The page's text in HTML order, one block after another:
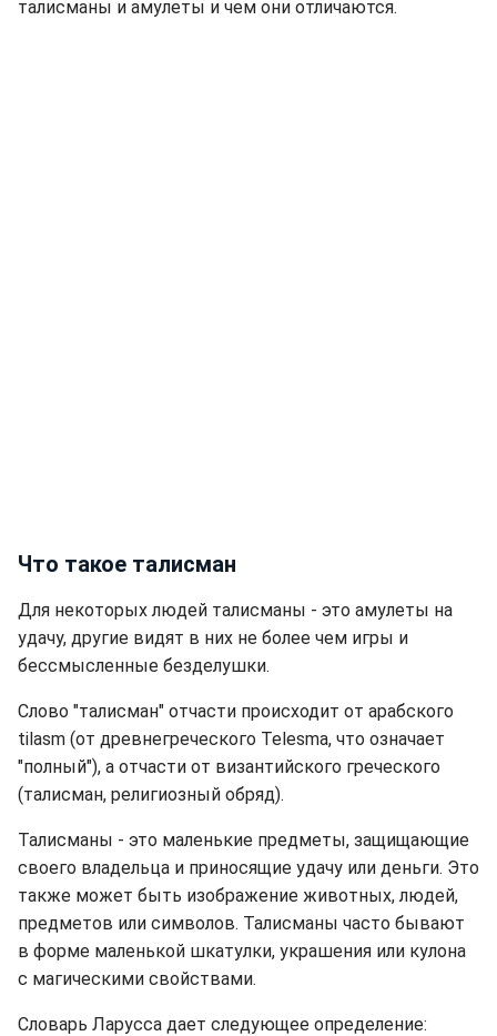
талисманы и амулеты и чем они отличаются.
Что такое талисман
Для некоторых людей талисманы - это амулеты на
удачу, другие видят в них не более чем игры и
бессмысленные безделушки.
Слово "талисман" отчасти происходит от арабского
tilasm (от древнегреческого Telesma, что означает
"полный"), а отчасти от византийского греческого
(талисман, религиозный обряд).
Талисманы - это маленькие предметы, защищающие
своего владельца и приносящие удачу или деньги. Это
также может быть изображение животных, людей,
предметов или символов. Талисманы часто бывают
в форме маленькой шкатулки, украшения или кулона
с магическими свойствами.
Словарь Ларусса дает следующее определение: